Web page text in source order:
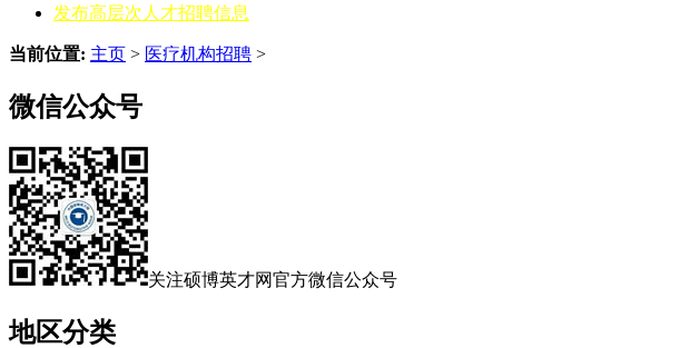
发布高层次人才招聘信息
当前位置: 主页 > 医疗机构招聘 >
微信公众号
关注硕博英才网官方微信公众号
地区分类